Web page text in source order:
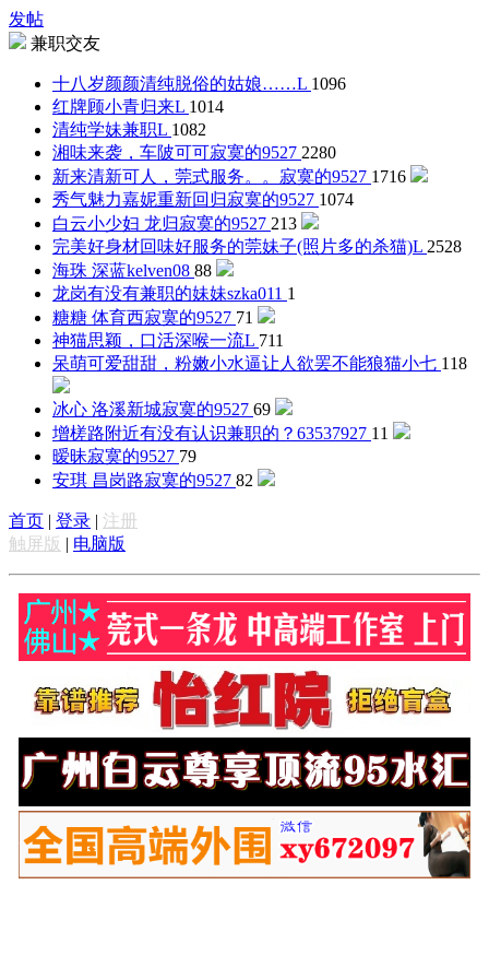
发帖
兼职交友
十八岁颜颜清纯脱俗的姑娘……L 1096
红牌顾小青归来L 1014
清纯学妹兼职L 1082
湘味来袭，车陂可可寂寞的9527 2280
新来清新可人，莞式服务。。 寂寞的9527 1716
秀气魅力嘉妮重新回归寂寞的9527 1074
白云小少妇 龙归寂寞的9527 213
完美好身材回味好服务的莞妹子(照片多的杀猫)L 2528
海珠 深蓝kelven08 88
龙岗有没有兼职的妹妹szka011 1
糖糖 体育西寂寞的9527 71
神猫思颖，口活深喉一流L 711
呆萌可爱甜甜，粉嫩小水逼让人欲罢不能狼猫小七 118
冰心 洛溪新城寂寞的9527 69
增槎路附近有没有认识兼职的？ 63537927 11
暧昧寂寞的9527 79
安琪 昌岗路寂寞的9527 82
首页 | 登录 | 注册
触屏版 | 电脑版